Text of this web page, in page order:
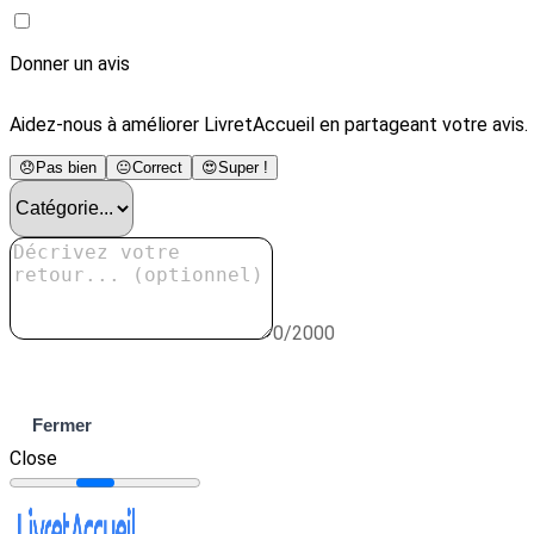
Donner un avis
Aidez-nous à améliorer LivretAccueil en partageant votre avis.
😞 Pas bien 😐Correct 😍Super !
0/2000
Fermer
Close